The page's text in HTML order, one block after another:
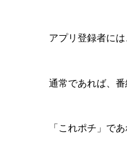
アプリ登録者に
通常であれば、
「これポチ」で